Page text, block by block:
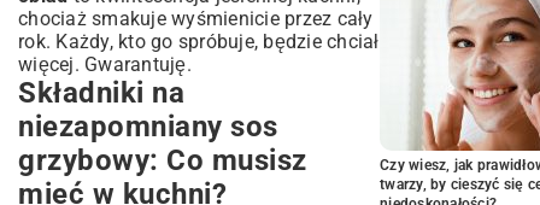
Najczęściej zadawane pytania o sos
grzybowy (FAQ)
Podsumowanie: Twój perfekcyjny sos
grzybowy gotowy!
chociaż smakuje wyśmienicie przez cały
rok. Każdy, kto go spróbuje, będzie chciał
więcej. Gwarantuję.
Składniki na
niezapomniany sos
grzybowy: Co musisz
mieć w kuchni?
Czy wiesz, jak
twarzy, by cieszyć się